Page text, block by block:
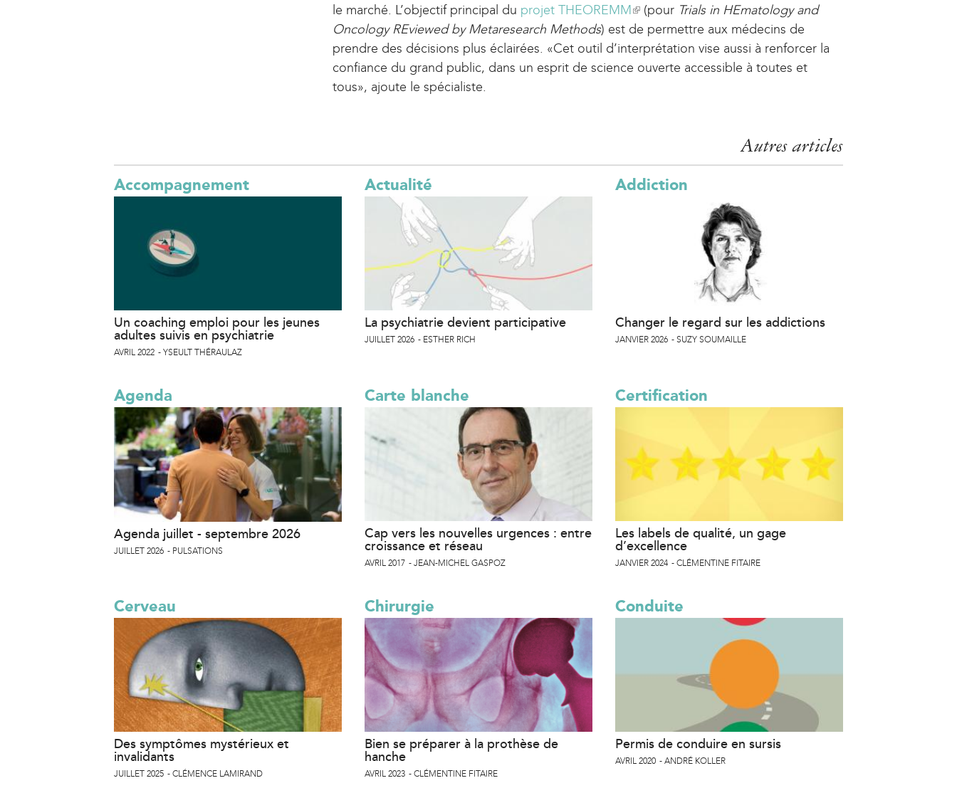
le marché. L’objectif principal du projet THEOREMM(
l
i
n
x
t
(pour Trials in HEmatology and
Oncology REviewed by Metaresearch Methods) est de permettre aux médecins de
prendre des décisions plus éclairées. «Cet outil d’interprétation vise aussi à renforcer la
confiance du grand public, dans un esprit de science ouverte accessible à toutes et
tous», ajoute le spécialiste.
Autres articles
Accompagnement
Un coaching emploi pour les jeunes
adultes suivis en psychiatrie
AVRIL 2022 YSEULT THÉRAULAZ
Actualité
La psychiatrie devient participative
JUILLET 2026 ESTHER RICH
Addiction
Changer le regard sur les addictions
JANVIER 2026 SUZY SOUMAILLE
Agenda
Agenda juillet - septembre 2026
JUILLET 2026 PULSATIONS
Carte blanche
Cap vers les nouvelles urgences : entre
croissance et réseau
AVRIL 2017 JEAN-MICHEL GASPOZ
Certification
Les labels de qualité, un gage
d’excellence
JANVIER 2024 CLÉMENTINE FITAIRE
Cerveau
Des symptômes mystérieux et
invalidants
JUILLET 2025 CLÉMENCE LAMIRAND
Chirurgie
Bien se préparer à la prothèse de
hanche
AVRIL 2023 CLÉMENTINE FITAIRE
Conduite
Permis de conduire en sursis
AVRIL 2020 ANDRÉ KOLLER